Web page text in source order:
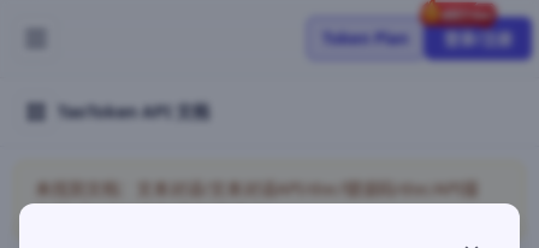
Token Plan 登录/注册
TaoToken API 文档
未找到文档：文本对话/文本对话API/doc/错误码/doc/API接